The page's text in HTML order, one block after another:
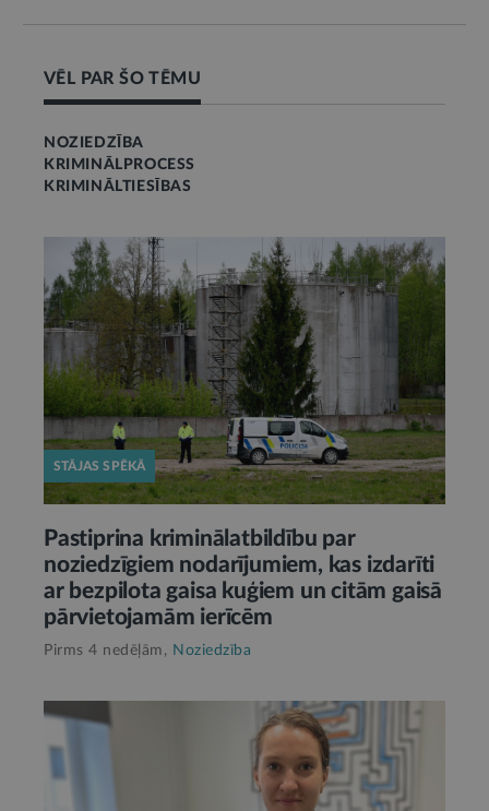
VĒL PAR ŠO TĒMU
NOZIEDZĪBA
KRIMINĀLPROCESS
KRIMINĀLTIESĪBAS
STĀJAS SPĒKĀ
Pastiprina kriminālatbildību par
noziedzīgiem nodarījumiem, kas izdarīti
ar bezpilota gaisa kuģiem un citām gaisā
pārvietojamām ierīcēm
Pirms 4 nedēļām, Noziedzība